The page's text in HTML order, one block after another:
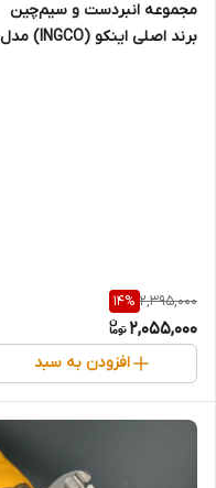
مجموعه انبردست و سیم‌چین
برند اصلی اینکو (INGCO) مدل
2,395,000
14%
2,055,000
افزودن به سبد